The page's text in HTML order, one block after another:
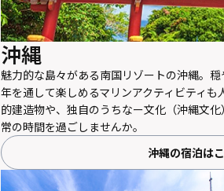
沖縄
魅力的な島々がある南国リゾートの沖縄。
年を通して楽しめるマリンアクティビティ
的建造物や、独自のうちなー文化（沖縄文
常の時間を過ごしませんか。
沖縄の宿泊は